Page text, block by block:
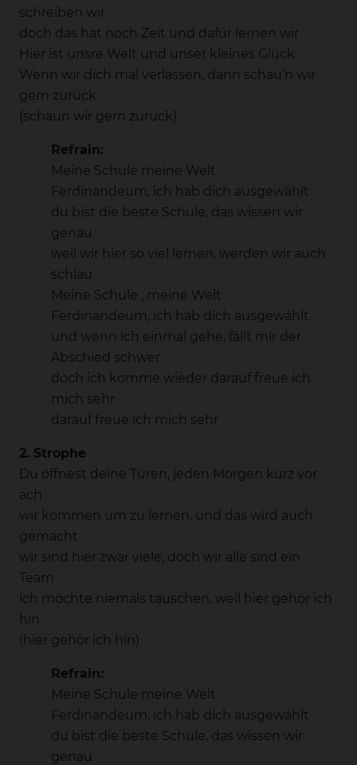
schreiben wir
doch das hat noch Zeit und dafür lernen wir
Hier ist unsre Welt und unser kleines Glück
Wenn wir dich mal verlassen, dann schau’n wir
gern zurück
(schaun wir gern zurück)
Refrain:
Meine Schule meine Welt
Ferdinandeum, ich hab dich ausgewählt
du bist die beste Schule, das wissen wir
genau
weil wir hier so viel lernen, werden wir auch
schlau
Meine Schule , meine Welt
Ferdinandeum, ich hab dich ausgewählt
und wenn ich einmal gehe, fällt mir der
Abschied schwer
doch ich komme wieder darauf freue ich
mich sehr
darauf freue ich mich sehr
2. Strophe
Du öffnest deine Türen, jeden Morgen kurz vor
ach
wir kommen um zu lernen, und das wird auch
gemacht
wir sind hier zwar viele, doch wir alle sind ein
Team
ich möchte niemals tauschen, weil hier gehör ich
hin
(hier gehör ich hin)
Refrain:
Meine Schule meine Welt
Ferdinandeum, ich hab dich ausgewählt
du bist die beste Schule, das wissen wir
genau